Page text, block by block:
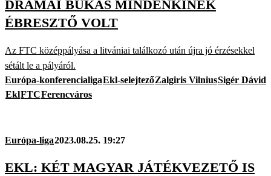
DRÁMAI BUKÁS MINDENKINEK
ÉBRESZTŐ VOLT
Az FTC középpályása a litvániai találkozó után újra jó érzésekkel
sétált le a pályáról.
Európa-konferencialigaEkl-selejtezőZalgiris VilniusSigér Dávid
EklFTCFerencváros
Európa-liga2023.08.25. 19:27
EKL: KÉT MAGYAR JÁTÉKVEZETŐ IS